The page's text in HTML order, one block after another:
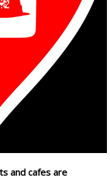
and cafes are